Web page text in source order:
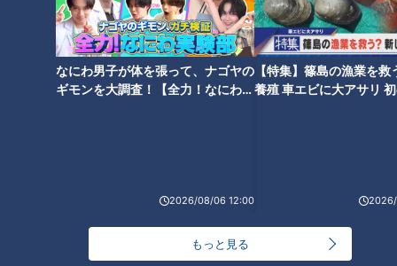
なにわ男子が体を張って、ナゴヤの
ギモンを大調査！【全力！なにわ実
2026/08/06 12:00
【特集】篠島の漁業を救
養殖 車エビに大アサリ
もっと見る
ストに学ぶ「無理なくやせる方